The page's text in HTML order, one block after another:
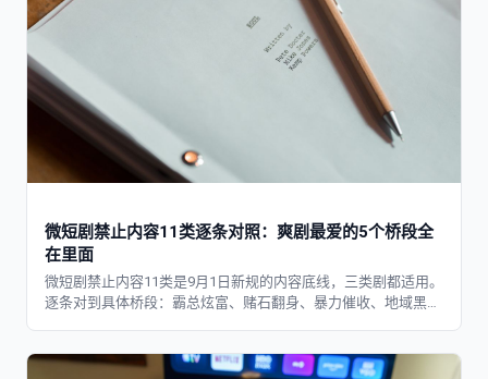
微短剧禁止内容11类逐条对照：爽剧最爱的5个桥段全
在里面
微短剧禁止内容11类是9月1日新规的内容底线，三类剧都适用。
逐条对到具体桥段：霸总炫富、赌石翻身、暴力催收、地域黑，